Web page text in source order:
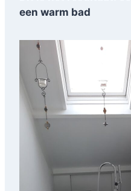
een warm bad